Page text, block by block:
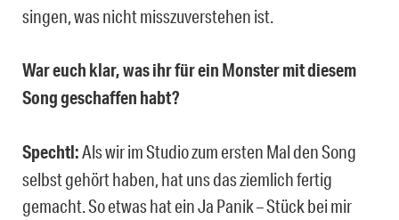
singen, was nicht misszuverstehen ist.
War euch klar, was ihr für ein Monster mit diesem
Song geschaffen habt?
Spechtl:Als wir im Studio zum ersten Mal den Song
selbst gehört haben, hat uns das ziemlich fertig
gemacht. So etwas hat ein Ja Panik – Stück bei mir